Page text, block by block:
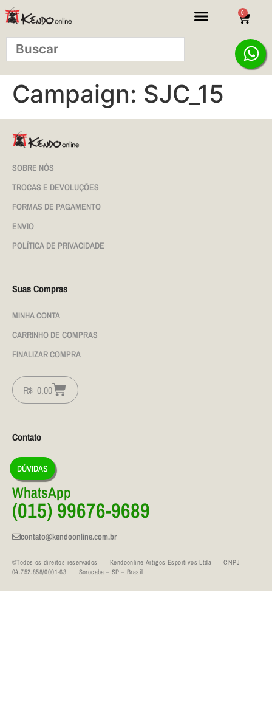
0
Campaign: SJC_15
SOBRE NÓS
TROCAS E DEVOLUÇÕES
FORMAS DE PAGAMENTO
ENVIO
POLÍTICA DE PRIVACIDADE
Suas Compras
MINHA CONTA
CARRINHO DE COMPRAS
FINALIZAR COMPRA
R$ 0,00
Contato
DÚVIDAS
WhatsApp
(015) 99676-9689
contato@kendoonline.com.br
©Todos os direitos reservados Kendoonline Artigos Esportivos Ltda CNPJ
04.752.858/0001-63 Sorocaba – SP – Brasil